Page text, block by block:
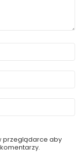
przeglądarce aby